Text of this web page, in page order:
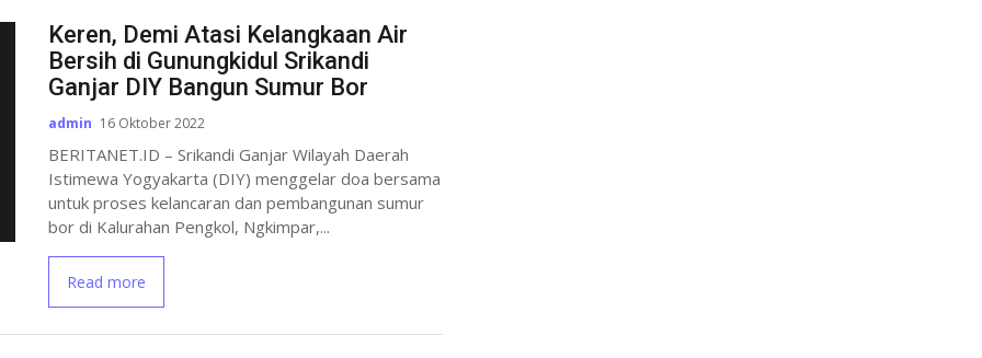
Keren, Demi Atasi Kelangkaan Air
Bersih di Gunungkidul Srikandi
Ganjar DIY Bangun Sumur Bor
admin 16 Oktober 2022
BERITANET.ID – Srikandi Ganjar Wilayah Daerah
Istimewa Yogyakarta (DIY) menggelar doa bersama
untuk proses kelancaran dan pembangunan sumur
bor di Kalurahan Pengkol, Ngkimpar,...
Read more